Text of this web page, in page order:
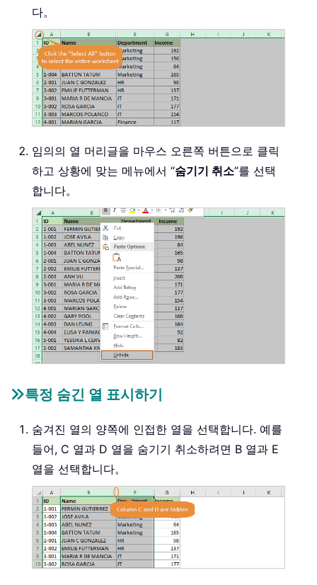
다。
임의의 열 머리글을 마우스 오른쪽 버튼으로 클릭
하고 상황에 맞는 메뉴에서 “숨기기 취소”를 선택
합니다。
특정 숨긴 열 표시하기
숨겨진 열의 양쪽에 인접한 열을 선택합니다. 예를
들어, C 열과 D 열을 숨기기 취소하려면 B 열과 E
열을 선택합니다。